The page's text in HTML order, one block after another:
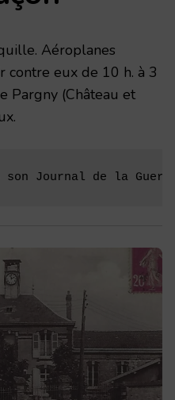
Aéroplanes
contre eux de 10 h. à 3
Pargny (Château et
son Journal de la